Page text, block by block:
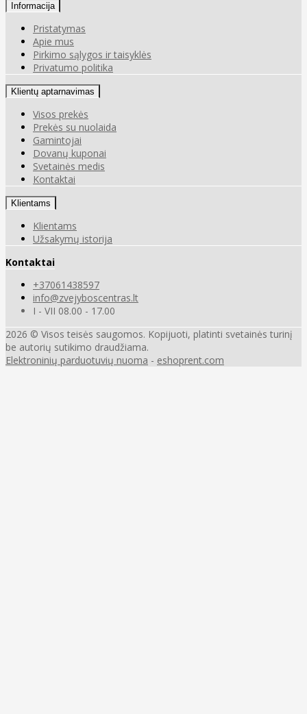
Informacija
Pristatymas
Apie mus
Pirkimo sąlygos ir taisyklės
Privatumo politika
Klientų aptarnavimas
Visos prekės
Prekės su nuolaida
Gamintojai
Dovanų kuponai
Svetainės medis
Kontaktai
Klientams
Klientams
Užsakymų istorija
Kontaktai
+37061438597
info@zvejyboscentras.lt
I - VII 08.00 - 17.00
2026 © Visos teisės saugomos. Kopijuoti, platinti svetainės turinį
be autorių sutikimo draudžiama.
Elektroninių parduotuvių nuoma - eshoprent.com